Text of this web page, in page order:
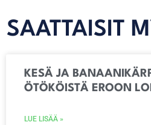
SAATTAISIT
KESÄ JA
ÖTÖKÖISTÄ EROON
LUE LISÄÄ »